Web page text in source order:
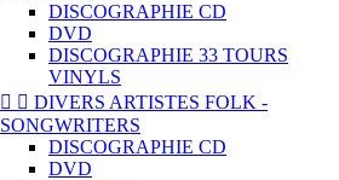
DISCOGRAPHIE CD
DVD
DISCOGRAPHIE 33 TOURS
VINYLS
  DIVERS ARTISTES FOLK -
SONGWRITERS
DISCOGRAPHIE CD
DVD